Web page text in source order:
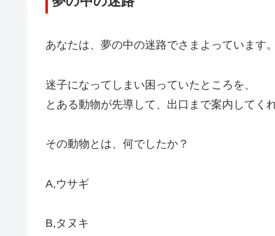
あなたは、夢の中の迷路でさまよっています。
迷子になってしまい困っていたところを、
とある動物が先導して、出口まで案内してく
その動物とは、何でしたか？
A,ウサギ
B,タヌキ